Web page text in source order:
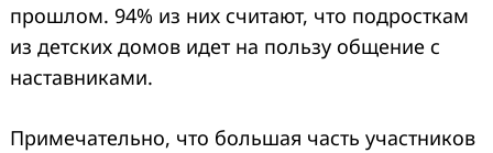
прошлом. 94% из них считают, что подросткам
из детских домов идет на пользу общение с
наставниками.
Примечательно, что большая часть участников